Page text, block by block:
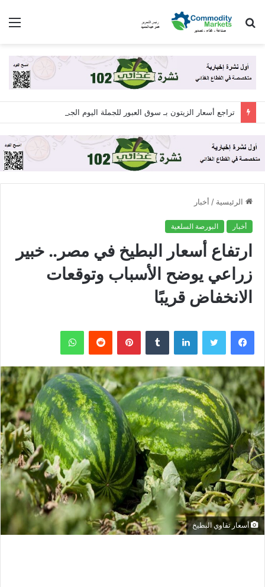
بحث
الرئيسية / أخبار
أخبار البورصة السلعية
ارتفاع أسعار البطيخ في مصر.. خبير
زراعي يوضح الأسباب وتوقعات
الانخفاض قريبًا
فيسبوك تويتر لينكدإن بينتيريست واتساب
أسعار تقاوي البطيخ